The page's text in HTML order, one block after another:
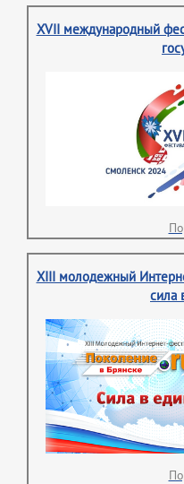
XVII международный
XIII молодежный
сила